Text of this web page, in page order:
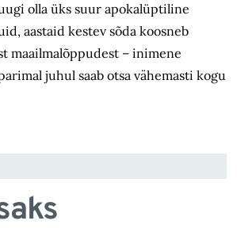
olla üks suur apokalüptiline
aastaid kestev sõda koosneb
maailmalõppudest – inimene
juhul saab otsa vähemasti kogu